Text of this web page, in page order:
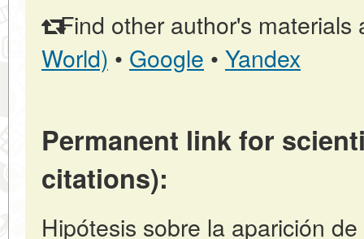
Find other author's materials
World) • Google • Yandex
Permanent link for
citations):
Hipótesis sobre la aparición